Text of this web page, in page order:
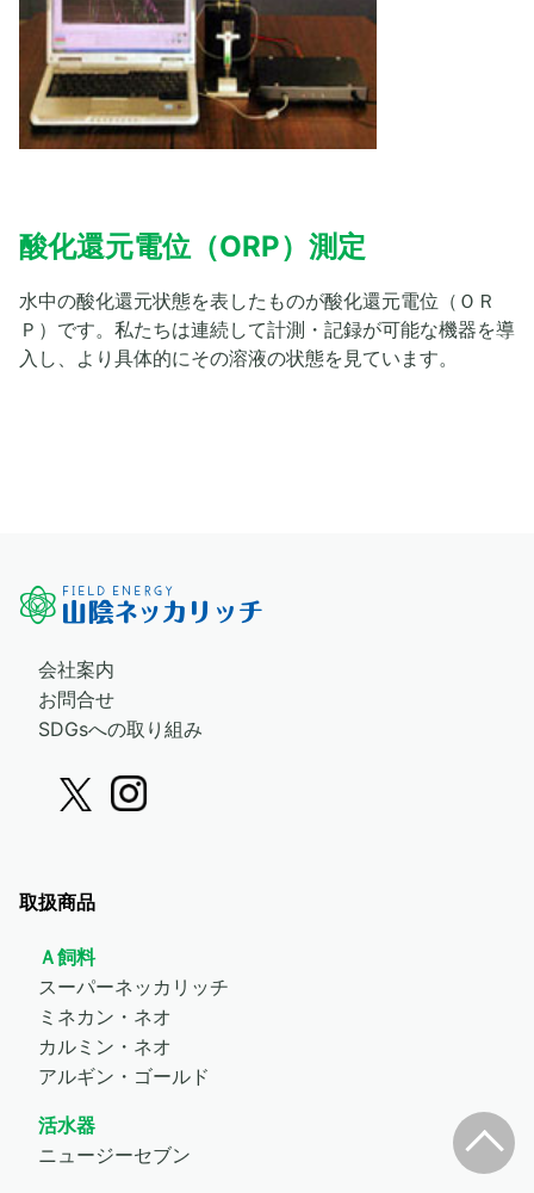
酸化還元電位（ORP）測定
水中の酸化還元状態を表したものが酸化還元電位（ＯＲ
Ｐ）です。私たちは連続して計測・記録が可能な機器を導
入し、より具体的にその溶液の状態を見ています。
会社案内
お問合せ
SDGsへの取り組み
取扱商品
Ａ飼料
スーパーネッカリッチ
ミネカン・ネオ
カルミン・ネオ
アルギン・ゴールド
活水器
ニュージーセブン